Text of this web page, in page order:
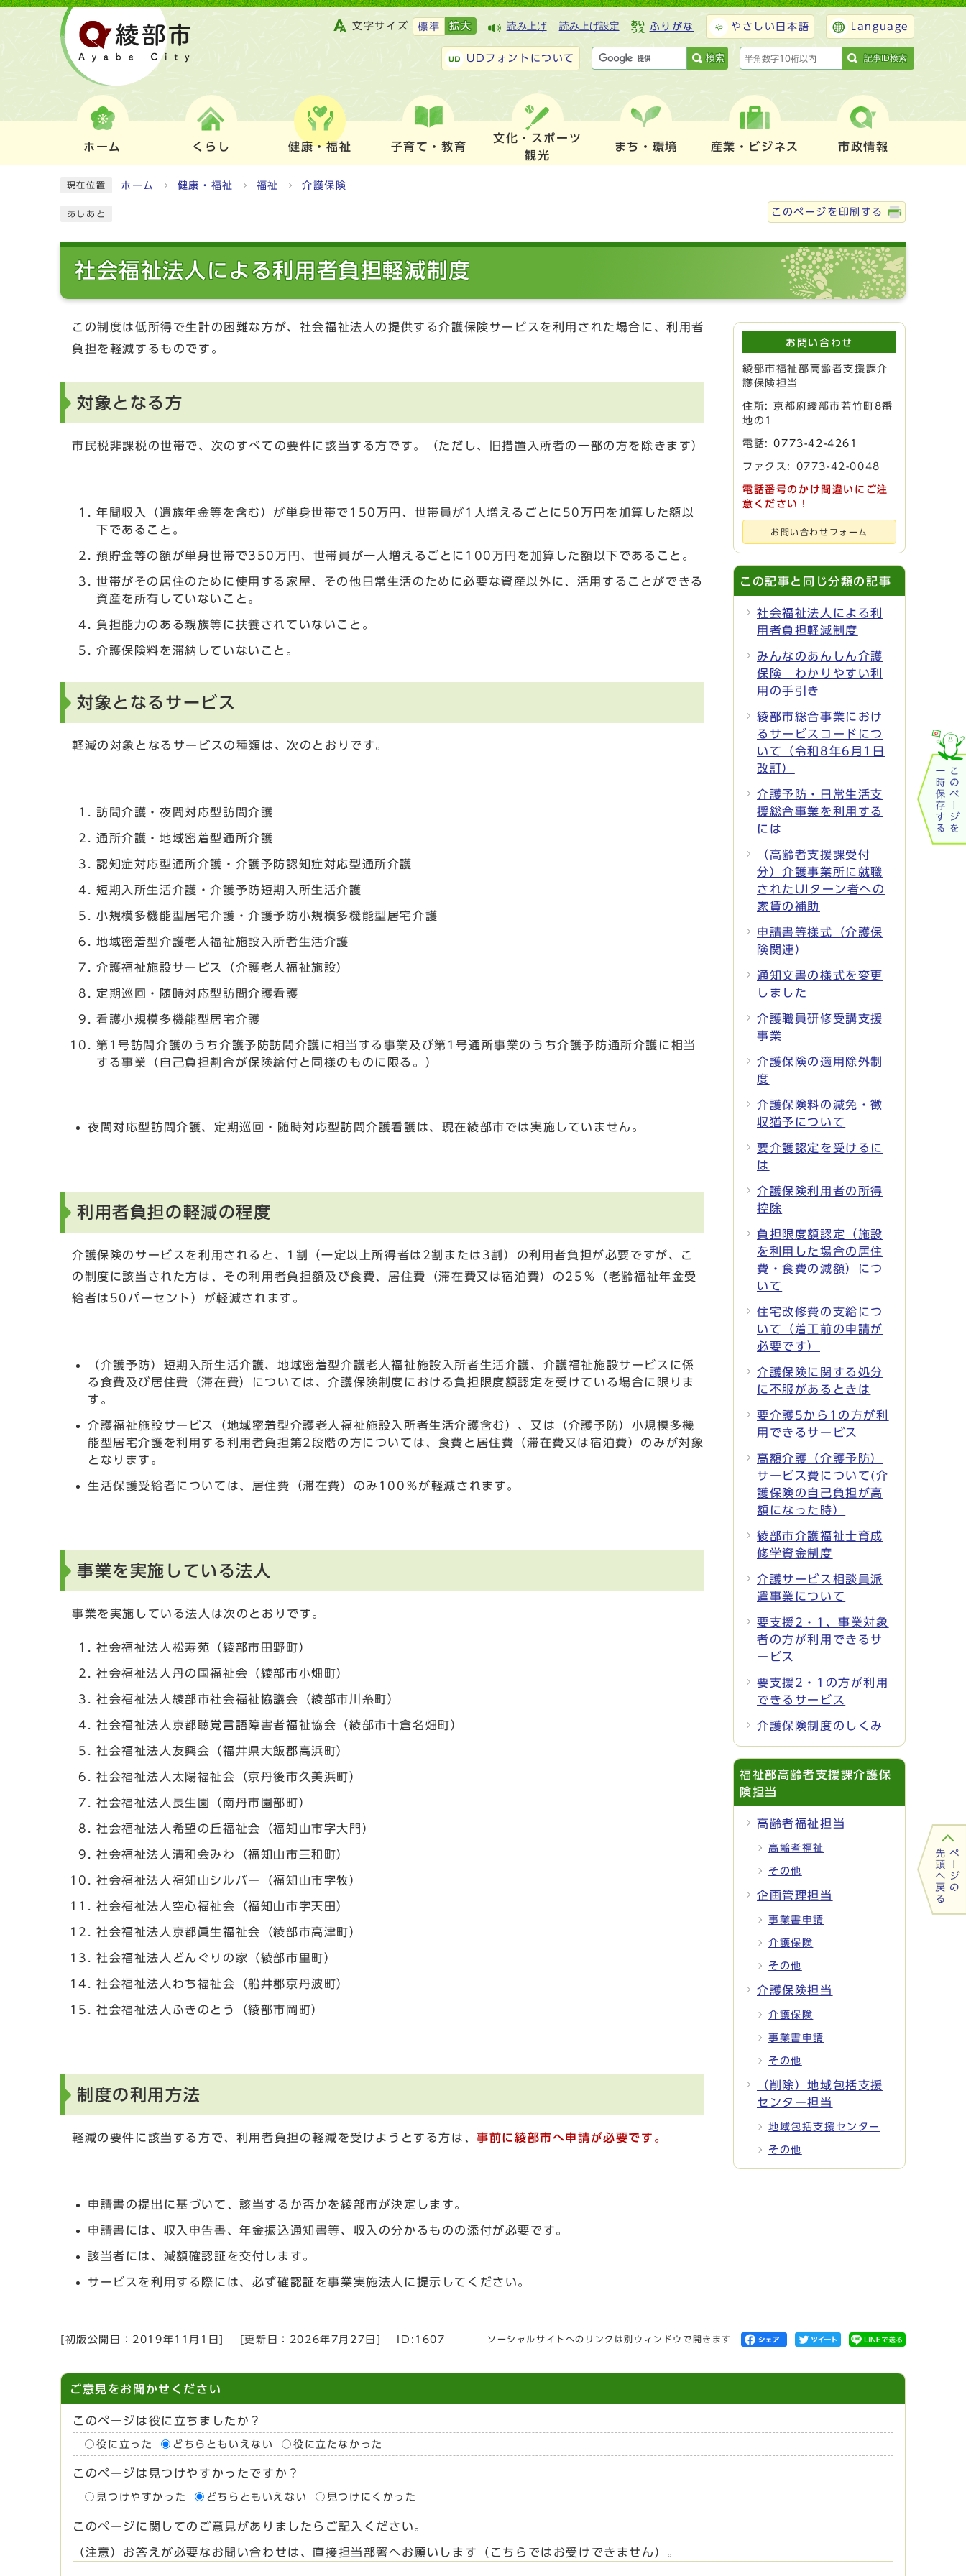
文字サイズ 標準 拡大 読み上げ 読み上げ設定 ふりがな やさしい日本語 Language
UDフォントについて 検索 記事ID検索
ホーム くらし 健康・福祉 子育て・教育
文化・スポーツ
観光
まち・環境 産業・ビジネス 市政情報
現在位置 ホーム 健康・福祉 福祉 介護保険
あしあと このページを印刷する
社会福祉法人による利用者負担軽減制度
この制度は低所得で生計の困難な方が、社会福祉法人の提供する介護保険サービスを利用された場合に、利用者
負担を軽減するものです。
対象となる方
市民税非課税の世帯で、次のすべての要件に該当する方です。（ただし、旧措置入所者の一部の方を除きます）
年間収入（遺族年金等を含む）が単身世帯で150万円、世帯員が1人増えるごとに50万円を加算した額以
下であること。
預貯金等の額が単身世帯で350万円、世帯員が一人増えるごとに100万円を加算した額以下であること。
世帯がその居住のために使用する家屋、その他日常生活のために必要な資産以外に、活用することができる
資産を所有していないこと。
負担能力のある親族等に扶養されていないこと。
介護保険料を滞納していないこと。
対象となるサービス
軽減の対象となるサービスの種類は、次のとおりです。
訪問介護・夜間対応型訪問介護
通所介護・地域密着型通所介護
認知症対応型通所介護・介護予防認知症対応型通所介護
短期入所生活介護・介護予防短期入所生活介護
小規模多機能型居宅介護・介護予防小規模多機能型居宅介護
地域密着型介護老人福祉施設入所者生活介護
介護福祉施設サービス（介護老人福祉施設）
定期巡回・随時対応型訪問介護看護
看護小規模多機能型居宅介護
第1号訪問介護のうち介護予防訪問介護に相当する事業及び第1号通所事業のうち介護予防通所介護に相当
する事業（自己負担割合が保険給付と同様のものに限る。）
夜間対応型訪問介護、定期巡回・随時対応型訪問介護看護は、現在綾部市では実施していません。
利用者負担の軽減の程度
介護保険のサービスを利用されると、1割（一定以上所得者は2割または3割）の利用者負担が必要ですが、こ
の制度に該当された方は、その利用者負担額及び食費、居住費（滞在費又は宿泊費）の25％（老齢福祉年金受
給者は50パーセント）が軽減されます。
（介護予防）短期入所生活介護、地域密着型介護老人福祉施設入所者生活介護、介護福祉施設サービスに係
る食費及び居住費（滞在費）については、介護保険制度における負担限度額認定を受けている場合に限りま
す。
介護福祉施設サービス（地域密着型介護老人福祉施設入所者生活介護含む）、又は（介護予防）小規模多機
能型居宅介護を利用する利用者負担第2段階の方については、食費と居住費（滞在費又は宿泊費）のみが対象
となります。
生活保護受給者については、居住費（滞在費）のみ100％が軽減されます。
事業を実施している法人
事業を実施している法人は次のとおりです。
社会福祉法人松寿苑（綾部市田野町）
社会福祉法人丹の国福祉会（綾部市小畑町）
社会福祉法人綾部市社会福祉協議会（綾部市川糸町）
社会福祉法人京都聴覚言語障害者福祉協会（綾部市十倉名畑町）
社会福祉法人友興会（福井県大飯郡高浜町）
社会福祉法人太陽福祉会（京丹後市久美浜町）
社会福祉法人長生園（南丹市園部町）
社会福祉法人希望の丘福祉会（福知山市字大門）
社会福祉法人清和会みわ（福知山市三和町）
社会福祉法人福知山シルバー（福知山市字牧）
社会福祉法人空心福祉会（福知山市字天田）
社会福祉法人京都眞生福祉会（綾部市高津町）
社会福祉法人どんぐりの家（綾部市里町）
社会福祉法人わち福祉会（船井郡京丹波町）
社会福祉法人ふきのとう（綾部市岡町）
制度の利用方法
軽減の要件に該当する方で、利用者負担の軽減を受けようとする方は、事前に綾部市へ申請が必要です。
申請書の提出に基づいて、該当するか否かを綾部市が決定します。
申請書には、収入申告書、年金振込通知書等、収入の分かるものの添付が必要です。
該当者には、減額確認証を交付します。
サービスを利用する際には、必ず確認証を事業実施法人に提示してください。
お問い合わせ
綾部市福祉部高齢者支援課介
護保険担当
住所: 京都府綾部市若竹町8番
地の1
電話:0773-42-4261
ファクス: 0773-42-0048
電話番号のかけ間違いにご注
意ください！
お問い合わせフォーム
この記事と同じ分類の記事
社会福祉法人による利
用者負担軽減制度
みんなのあんしん介護
保険 わかりやすい利
用の手引き
綾部市総合事業におけ
るサービスコードにつ
いて（令和8年6月1日
改訂）
介護予防・日常生活支
援総合事業を利用する
には
（高齢者支援課受付
分）介護事業所に就職
されたUIターン者への
家賃の補助
申請書等様式（介護保
険関連）
通知文書の様式を変更
しました
介護職員研修受講支援
事業
介護保険の適用除外制
度
介護保険料の減免・徴
収猶予について
要介護認定を受けるに
は
介護保険利用者の所得
控除
負担限度額認定（施設
を利用した場合の居住
費・食費の減額）につ
いて
住宅改修費の支給につ
いて（着工前の申請が
必要です）
介護保険に関する処分
に不服があるときは
要介護5から1の方が利
用できるサービス
高額介護（介護予防）
サービス費について(介
護保険の自己負担が高
額になった時）
綾部市介護福祉士育成
修学資金制度
介護サービス相談員派
遣事業について
要支援2・1、事業対象
者の方が利用できるサ
ービス
要支援2・1の方が利用
できるサービス
介護保険制度のしくみ
福祉部高齢者支援課介護保
険担当
高齢者福祉担当
高齢者福祉
その他
企画管理担当
事業書申請
介護保険
その他
介護保険担当
介護保険
事業書申請
その他
（削除）地域包括支援
センター担当
地域包括支援センター
その他
[初版公開日： 2019年11月1日 [更新日： 2026年7月27日 ID:1607 ソーシャルサイトへのリンクは別ウィンドウで開きます
ご意見をお聞かせください
このページは役に立ちましたか？
役に立った どちらともいえない 役に立たなかった
このページは見つけやすかったですか？
見つけやすかった どちらともいえない 見つけにくかった
このページに関してのご意見がありましたらご記入ください。
（注意）お答えが必要なお問い合わせは、直接担当部署へお願いします（こちらではお受けできません）。